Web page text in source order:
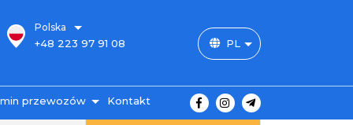
Polska
+48 223 97 91 08
PL
przewozów Kontakt